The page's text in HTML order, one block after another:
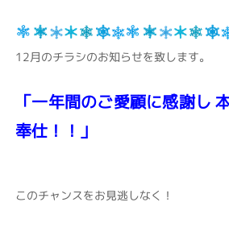
12月のチラシのお知らせを致します。
「一年間のご愛顧に感謝し
奉仕！！」
このチャンスをお見逃しなく！